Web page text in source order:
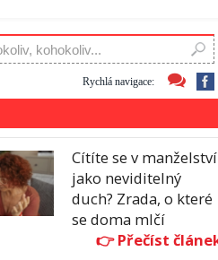
Rychlá navigace:
Cítíte se v manželství
jako neviditelný
duch? Zrada, o které
se doma mlčí